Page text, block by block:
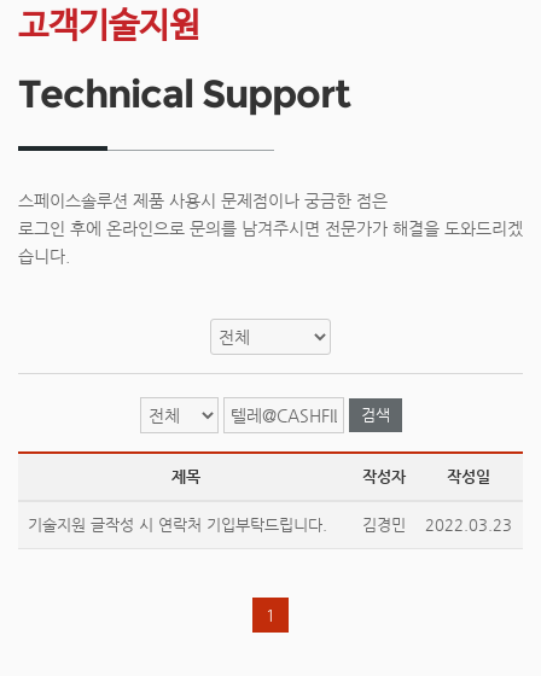
고객기술지원
Technical Support
스페이스솔루션 제품 사용시 문제점이나 궁금한 점은
로그인 후에 온라인으로 문의를 남겨주시면 전문가가 해결을 도와드리겠
습니다.
검색
제목 작성자 작성일
기술지원 글작성 시 연락처 기입부탁드립니다. 김경민 2022.03.23
1